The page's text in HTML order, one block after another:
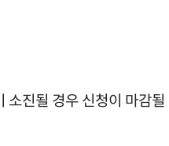
진될 경우 신청이 마감